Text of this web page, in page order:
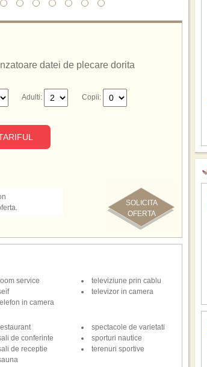
datei de plecare dorita
Adulti: Copii:
SOLICITA
OFERTA
service
in camera
televiziune prin cablu
televizor in camera
de conferinte
de receptie
spectacole de varietati
sporturi nautice
terenuri sportive